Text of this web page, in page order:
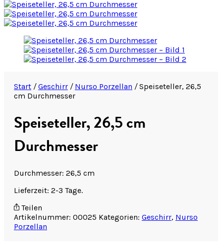
Start / Geschirr / Nurso Porzellan /Speiseteller, 26,5
cm Durchmesser
Speiseteller, 26,5 cm
Durchmesser
Durchmesser: 26,5 cm
Lieferzeit: 2-3 Tage.
Teilen
Artikelnummer: 00025 Kategorien: Geschirr, Nurso
Porzellan